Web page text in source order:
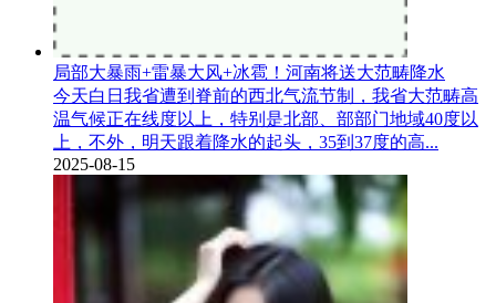
局部大暴雨+雷暴大风+冰雹！河南将送大范畴降水
今天白日我省遭到脊前的西北气流节制，我省大范畴高
温气候正在线度以上，特别是北部、部部门地域40度以
上，不外，明天跟着降水的起头，35到37度的高...
2025-08-15